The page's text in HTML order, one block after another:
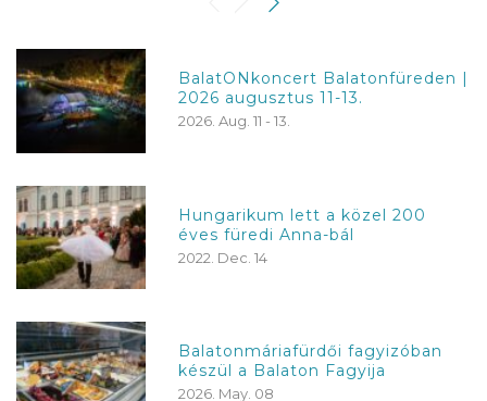
BalatONkoncert Balatonfüreden |
2026 augusztus 11-13.
2026. Aug. 11 - 13.
Hungarikum lett a közel 200
éves füredi Anna-bál
2022. Dec. 14
Balatonmáriafürdői fagyizóban
készül a Balaton Fagyija
2026. May. 08